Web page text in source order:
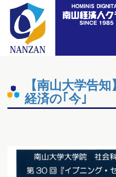
【南山大学告
経済の｢今｣